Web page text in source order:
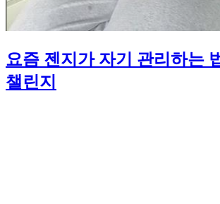
요즘 젠지가 자기 관리하는
챌린지